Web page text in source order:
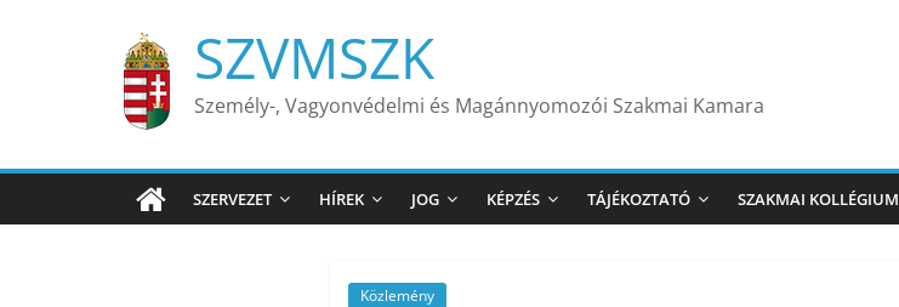
SZVMSZK
Személy-, Vagyonvédelmi és Magánnyomozói Szakmai Kamara
SZERVEZET HÍREK JOG KÉPZÉS TÁJÉKOZTATÓ SZAKMAI KOLLÉGIUM
Közlemény